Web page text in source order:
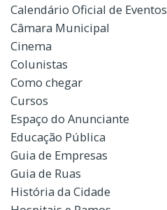
Calendário Oficial de Eventos
Câmara Municipal
Cinema
Colunistas
Como chegar
Cursos
Espaço do Anunciante
Educação Pública
Guia de Empresas
Guia de Ruas
História da Cidade